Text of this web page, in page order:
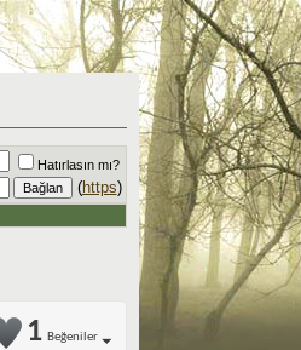
Hatırlasın mı?
(https)
1 Beğeniler